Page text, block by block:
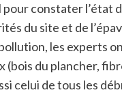
constater l’état
du site et de
les experts
du plancher,
celui de tous les